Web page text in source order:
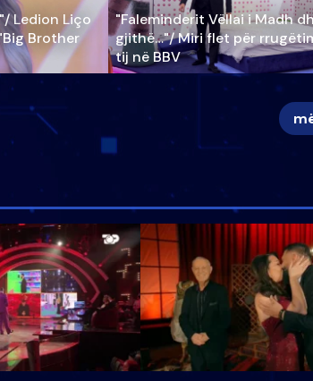
Ledion Liço
Brother
"Faleminderit Vëllai i Madh
gjithë…"/ Miri flet për
tij në BBV